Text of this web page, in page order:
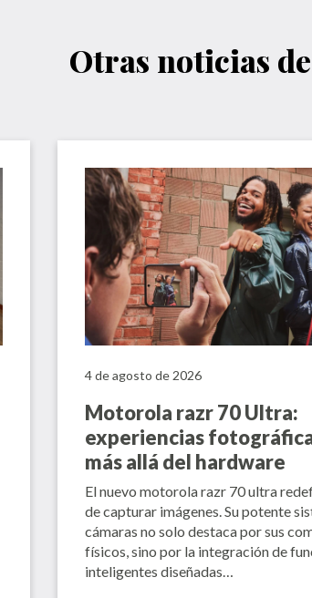
Otras noticias
4 de agosto de 2026
Motorola razr 70 Ultra:
experiencias
más allá del hardware
El nuevo motorola razr 70 ultra
de capturar imágenes. Su potente
cámaras no solo destaca por sus
físicos, sino por la integración de
inteligentes diseñadas…